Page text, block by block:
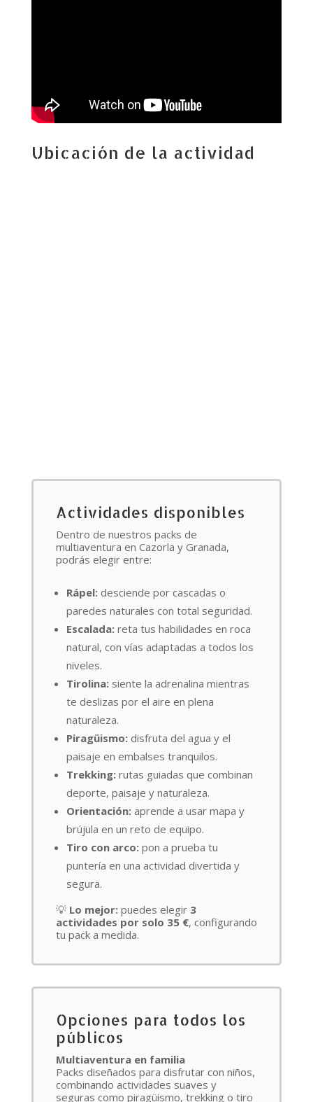
Ubicación de la actividad
Actividades disponibles
Dentro de nuestros packs de
multiaventura en Cazorla y Granada,
podrás elegir entre:
Rápel:desciende por cascadas o
paredes naturales con total seguridad.
Escalada:reta tus habilidades en roca
natural, con vías adaptadas a todos los
niveles.
Tirolina:siente la adrenalina mientras
te deslizas por el aire en plena
naturaleza.
Piragüismo:disfruta del agua y el
paisaje en embalses tranquilos.
Trekking:rutas guiadas que combinan
deporte, paisaje y naturaleza.
Orientación:aprende a usar mapa y
brújula en un reto de equipo.
Tiro con arco:pon a prueba tu
puntería en una actividad divertida y
segura.
💡 Lo mejor:puedes elegir 3
actividades por solo 35 €, configurando
tu pack a medida.
Opciones para todos los
públicos
Multiaventura en familia
Packs diseñados para disfrutar con niños,
combinando actividades suaves y
seguras como piragüismo, trekking o tiro